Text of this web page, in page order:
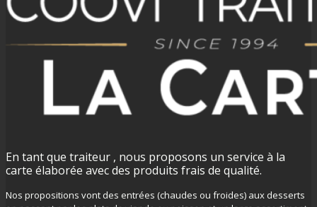
En tant que traiteur , nous proposons un service à la
carte élaborée avec des produits frais de qualité.
Nos propositions vont des entrées (chaudes ou froides) aux desserts